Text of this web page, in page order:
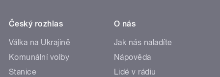
Český rozhlas
Válka na Ukrajině
Komunální volby
Stanice
O nás
Jak nás naladíte
Nápověda
Lidé v rádiu